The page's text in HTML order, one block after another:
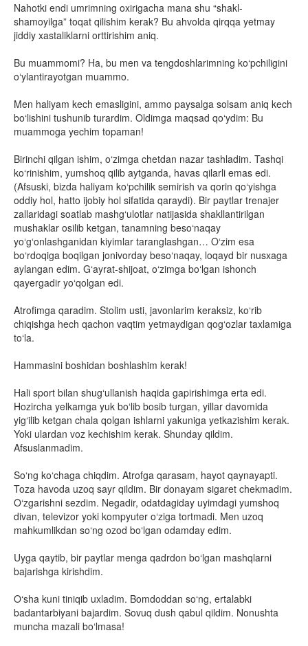
Nahotki endi umrimning oxirigacha mana shu “shakl-
shamoyilga” toqat qilishim kerak? Bu ahvolda qirqqa yetmay
jiddiy xastaliklarni orttirishim aniq.
Bu muammomi? Ha, bu men va tengdoshlarimning ko‘pchiligini
o‘ylantirayotgan muammo.
Men haliyam kech emasligini, ammo paysalga solsam aniq kech
bo‘lishini tushunib turardim. Oldimga maqsad qo‘ydim: Bu
muammoga yechim topaman!
Birinchi qilgan ishim, o‘zimga chetdan nazar tashladim. Tashqi
ko‘rinishim, yumshoq qilib aytganda, havas qilarli emas edi.
(Afsuski, bizda haliyam ko‘pchilik semirish va qorin qo‘yishga
oddiy hol, hatto ijobiy hol sifatida qaraydi). Bir paytlar trenajer
zallaridagi soatlab mashg‘ulotlar natijasida shakllantirilgan
mushaklar osilib ketgan, tanamning beso‘naqay
yo‘g‘onlashganidan kiyimlar taranglashgan… O‘zim esa
bo‘rdoqiga boqilgan jonivorday beso‘naqay, loqayd bir nusxaga
aylangan edim. G‘ayrat-shijoat, o‘zimga bo‘lgan ishonch
qayergadir yo‘qolgan edi.
Atrofimga qaradim. Stolim usti, javonlarim keraksiz, ko‘rib
chiqishga hech qachon vaqtim yetmaydigan qog‘ozlar taxlamiga
to‘la.
Hammasini boshidan boshlashim kerak!
Hali sport bilan shug‘ullanish haqida gapirishimga erta edi.
Hozircha yelkamga yuk bo‘lib bosib turgan, yillar davomida
yig‘ilib ketgan chala qolgan ishlarni yakuniga yetkazishim kerak.
Yoki ulardan voz kechishim kerak. Shunday qildim.
Afsuslanmadim.
So‘ng ko‘chaga chiqdim. Atrofga qarasam, hayot qaynayapti.
Toza havoda uzoq sayr qildim. Bir donayam sigaret chekmadim.
O‘zgarishni sezdim. Negadir, odatdagiday uyimdagi yumshoq
divan, televizor yoki kompyuter o‘ziga tortmadi. Men uzoq
mahkumlikdan so‘ng ozod bo‘lgan odamday edim.
Uyga qaytib, bir paytlar menga qadrdon bo‘lgan mashqlarni
bajarishga kirishdim.
O‘sha kuni tiniqib uxladim. Bomdoddan so‘ng, ertalabki
badantarbiyani bajardim. Sovuq dush qabul qildim. Nonushta
muncha mazali bo‘lmasa!